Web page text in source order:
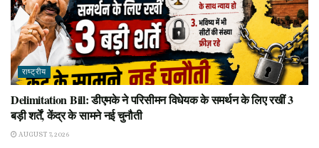
राष्ट्रीय
Delimitation Bill: डीएमके ने परिसीमन विधेयक के समर्थन के लिए रखीं 3
बड़ी शर्तें, केंद्र के सामने नई चुनौती
AUGUST 7, 2026